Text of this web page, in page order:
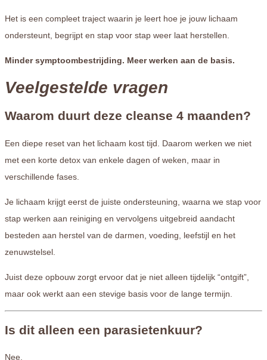
Het is een compleet traject waarin je leert hoe je jouw lichaam
ondersteunt, begrijpt en stap voor stap weer laat herstellen.
Minder symptoombestrijding. Meer werken aan de basis.
Veelgestelde vragen
Waarom duurt deze cleanse 4 maanden?
Een diepe reset van het lichaam kost tijd. Daarom werken we niet
met een korte detox van enkele dagen of weken, maar in
verschillende fases.
Je lichaam krijgt eerst de juiste ondersteuning, waarna we stap voor
stap werken aan reiniging en vervolgens uitgebreid aandacht
besteden aan herstel van de darmen, voeding, leefstijl en het
zenuwstelsel.
Juist deze opbouw zorgt ervoor dat je niet alleen tijdelijk “ontgift”,
maar ook werkt aan een stevige basis voor de lange termijn.
Is dit alleen een parasietenkuur?
Nee.